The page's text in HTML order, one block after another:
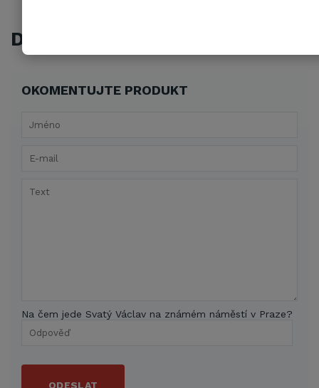
DISKUZE
OKOMENTUJTE PRODUKT
Na čem jede Svatý Václav na známém náměstí v Praze?
ODESLAT